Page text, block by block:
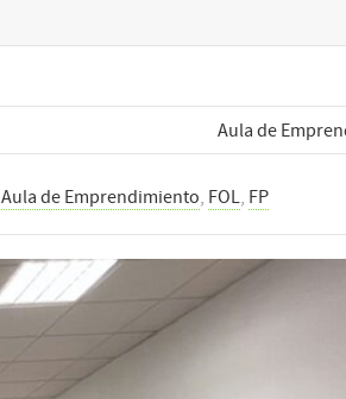
Aula de
Aula de Emprendimiento, FOL, FP